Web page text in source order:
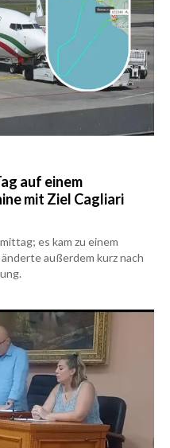
auf einem
mit Ziel Cagliari
es kam zu einem
außerdem kurz nach